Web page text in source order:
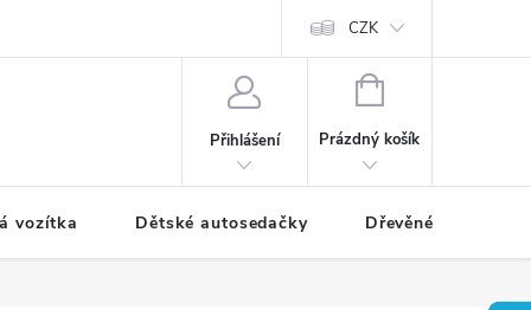
CZK
Přihlášení
NÁKUPNÍ
Prázdný košík
vozítka Dětské autosedačky Dřevěné hračky